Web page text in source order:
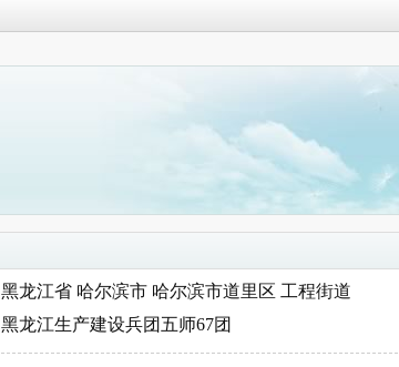
黑龙江省 哈尔滨市 哈尔滨市道里区 工程街道
黑龙江生产建设兵团五师67团